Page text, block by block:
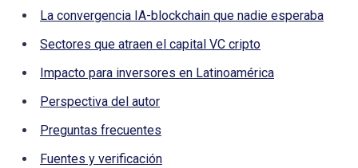
La convergencia IA-blockchain que nadie esperaba
Sectores que atraen el capital VC cripto
Impacto para inversores en Latinoamérica
Perspectiva del autor
Preguntas frecuentes
Fuentes y verificación